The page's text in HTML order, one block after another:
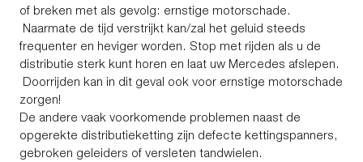
of breken met als gevolg: ernstige motorschade.
Naarmate de tijd verstrijkt kan/zal het geluid steeds
frequenter en heviger worden. Stop met rijden als u de
distributie sterk kunt horen en laat uw Mercedes afslepen.
Doorrijden kan in dit geval ook voor ernstige motorschade
zorgen!
De andere vaak voorkomende problemen naast de
opgerekte distributieketting zijn defecte kettingspanners,
gebroken geleiders of versleten tandwielen.